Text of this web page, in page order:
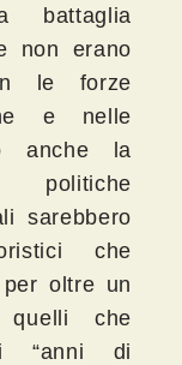
battaglia
non erano
le forze
e nelle
anche la
politiche
sarebbero
che
oltre un
quelli che
“anni di